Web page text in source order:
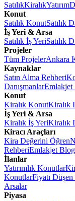
SatılıkKiralıkYatırım
Konut
Satılık KonutSatılık
İş Yeri & Arsa
Satılık İş YeriSatılık
Projeler
Tüm ProjelerAnkara
Kaynaklar
Satın Alma Rehberi
DanışmanlarEmlakjet
Konut
Kiralık KonutKiralık
İş Yeri & Arsa
Kiralık İş YeriKiralık
Kiracı Araçları
Kira Değerini Öğren
RehberiEmlakjet Blog
İlanlar
Yatırımlık Konutlar
KonutlarFiyatı
Arsalar
Piyasa